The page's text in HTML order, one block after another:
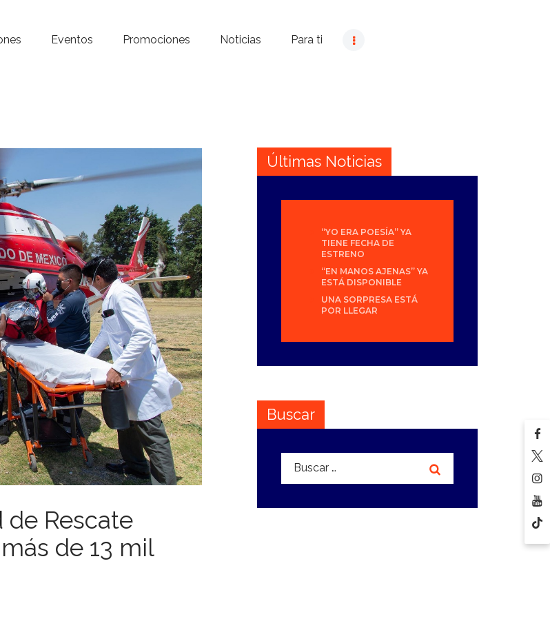
Eventos Promociones Noticias Para ti
de Rescate
de 13 mil
Últimas Noticias
“YO ERA POESÍA” YA
TIENE FECHA DE
ESTRENO
“EN MANOS AJENAS” YA
ESTÁ DISPONIBLE
UNA SORPRESA ESTÁ
POR LLEGAR
Buscar
Buscar: